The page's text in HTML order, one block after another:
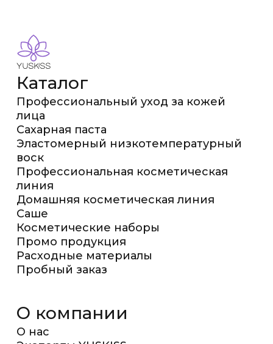
Каталог
Профессиональный уход за кожей
лица
Сахарная паста
Эластомерный низкотемпературный
воск
Профессиональная косметическая
линия
Домашняя косметическая линия
Саше
Косметические наборы
Промо продукция
Расходные материалы
Пробный заказ
О компании
О нас